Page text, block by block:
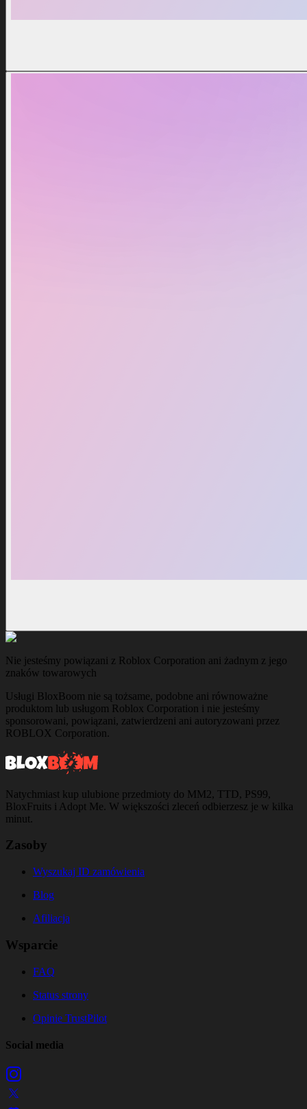
Nie jesteśmy powiązani z Roblox Corporation ani żadnym z jego
znaków towarowych
Usługi BloxBoom nie są tożsame, podobne ani równoważne
produktom lub usługom Roblox Corporation i nie jesteśmy
sponsorowani, powiązani, zatwierdzeni ani autoryzowani przez
ROBLOX Corporation.
Natychmiast kup ulubione przedmioty do MM2, TTD, PS99,
BloxFruits i Adopt Me. W większości zleceń odbierzesz je w kilka
minut.
Zasoby
Wyszukaj ID zamówienia
Blog
Afiliacja
Wsparcie
FAQ
Status strony
Opinie TrustPilot
Social media